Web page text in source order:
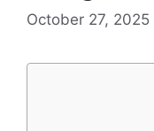
October 27, 2025